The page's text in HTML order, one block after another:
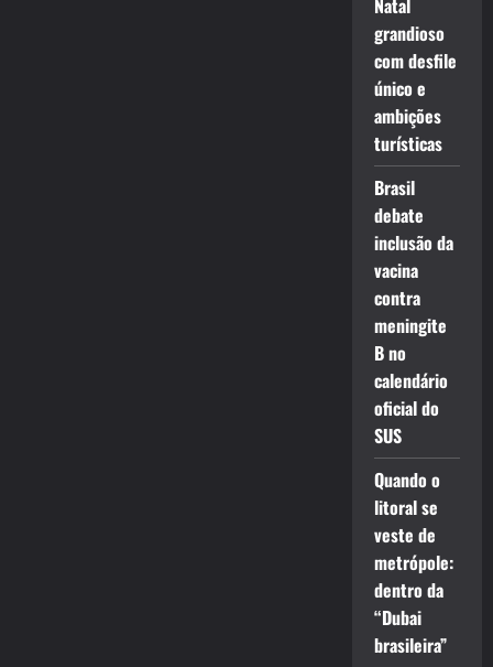
Natal
grandioso
com desfile
único e
ambições
turísticas
Brasil
debate
inclusão da
vacina
contra
meningite
B no
calendário
oficial do
SUS
Quando o
litoral se
veste de
metrópole:
dentro da
“Dubai
brasileira”